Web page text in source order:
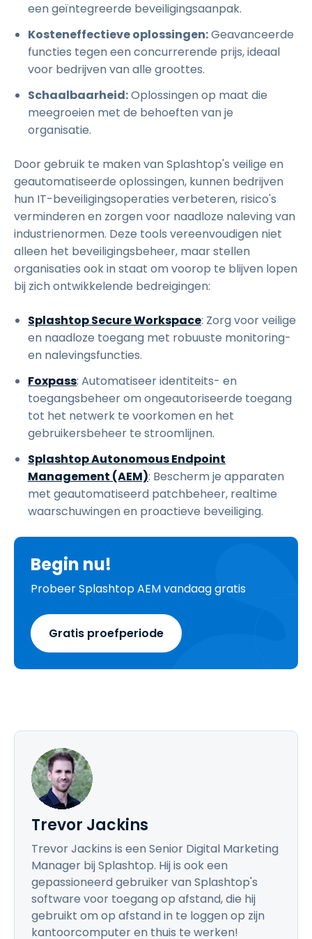
een geïntegreerde beveiligingsaanpak.
Kosteneffectieve oplossingen:Geavanceerde
functies tegen een concurrerende prijs, ideaal
voor bedrijven van alle groottes.
Schaalbaarheid:Oplossingen op maat die
meegroeien met de behoeften van je
organisatie.
Door gebruik te maken van Splashtop's veilige en
geautomatiseerde oplossingen, kunnen bedrijven
hun IT-beveiligingsoperaties verbeteren, risico's
verminderen en zorgen voor naadloze naleving van
industrienormen. Deze tools vereenvoudigen niet
alleen het beveiligingsbeheer, maar stellen
organisaties ook in staat om voorop te blijven lopen
bij zich ontwikkelende bedreigingen:
Splashtop Secure Workspace: Zorg voor veilige
en naadloze toegang met robuuste monitoring-
en nalevingsfuncties.
Foxpass: Automatiseer identiteits- en
toegangsbeheer om ongeautoriseerde toegang
tot het netwerk te voorkomen en het
gebruikersbeheer te stroomlijnen.
Splashtop Autonomous Endpoint
Management (AEM): Bescherm je apparaten
met geautomatiseerd patchbeheer, realtime
waarschuwingen en proactieve beveiliging.
Begin nu!
Probeer Splashtop AEM vandaag gratis
Gratis proefperiode
Trevor Jackins
Trevor Jackins is een Senior Digital Marketing
Manager bij Splashtop. Hij is ook een
gepassioneerd gebruiker van Splashtop's
software voor toegang op afstand, die hij
gebruikt om op afstand in te loggen op zijn
kantoorcomputer en thuis te werken!